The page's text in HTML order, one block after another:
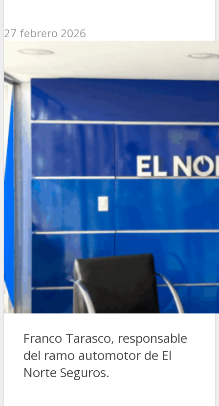
27 febrero 2026
Franco Tarasco, responsable
del ramo automotor de El
Norte Seguros.